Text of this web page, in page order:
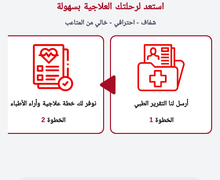
استعد لرحلتك العلاجية بسهولة
شفاف - احترافي - خالي من المتاعب
أرسل لنا التقرير الطبي
الخطوة1
نوفر لك خطة علاجية وأراء الأطباء
الخطوة2